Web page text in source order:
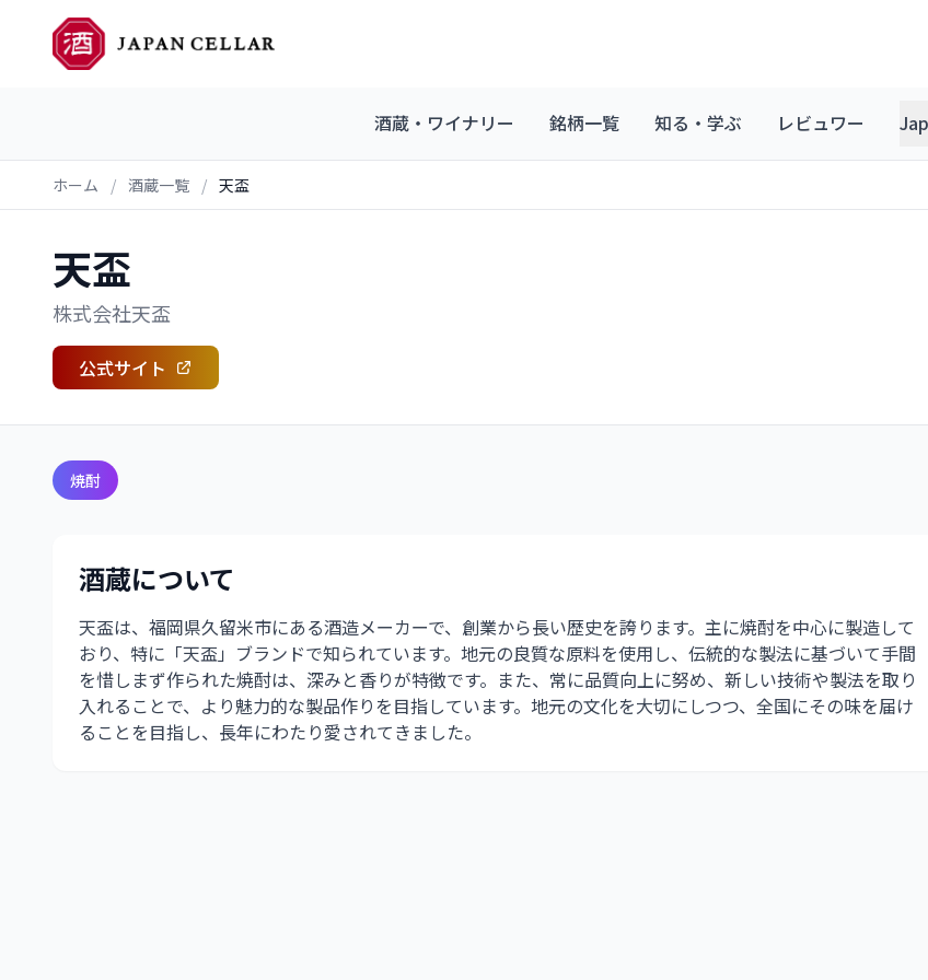
酒蔵・ワイナリー 銘柄一覧 知る・学ぶ レビュワー
ホーム / 酒蔵一覧 / 天盃
天盃
株式会社天盃
公式サイト
焼酎
酒蔵について
天盃は、福岡県久留米市にある酒造メーカーで、創業から長い歴史を誇ります。主に焼酎を中心に製造して
おり、特に「天盃」ブランドで知られています。地元の良質な原料を使用し、伝統的な製法に基づいて手間
を惜しまず作られた焼酎は、深みと香りが特徴です。また、常に品質向上に努め、新しい技術や製法を取り
入れることで、より魅力的な製品作りを目指しています。地元の文化を大切にしつつ、全国にその味を届け
ることを目指し、長年にわたり愛されてきました。